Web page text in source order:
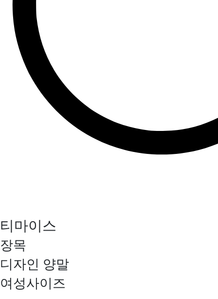
티마이스
장목
디자인 양말
여성사이즈